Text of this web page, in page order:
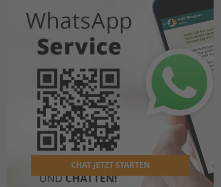
CHAT JETZT STARTEN